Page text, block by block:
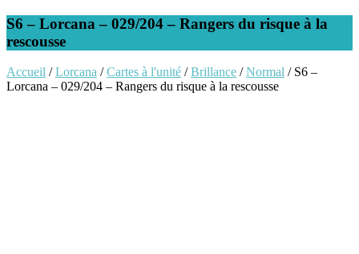
S6 – Lorcana – 029/204 – Rangers du risque à la
rescousse
Accueil /Lorcana /Cartes à l'unité /Brillance /Normal / S6 –
Lorcana – 029/204 – Rangers du risque à la rescousse